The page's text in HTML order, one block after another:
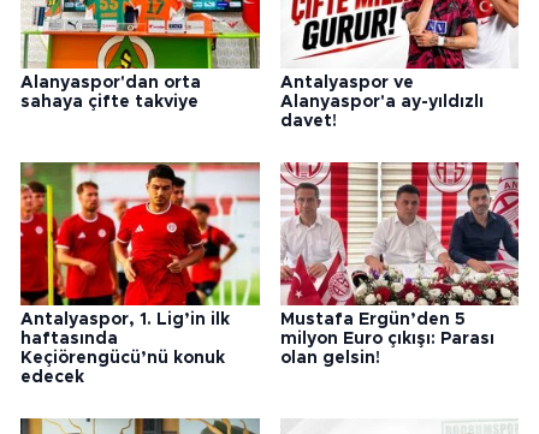
Alanyaspor'dan orta
sahaya çifte takviye
Antalyaspor ve
Alanyaspor'a ay-yıldızlı
davet!
Antalyaspor, 1. Lig’in ilk
haftasında
Keçiörengücü’nü konuk
edecek
Mustafa Ergün’den 5
milyon Euro çıkışı: Parası
olan gelsin!